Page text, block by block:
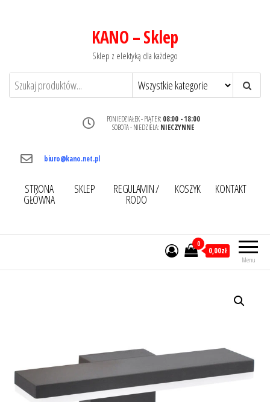
KANO – Sklep
Sklep z elektyką dla każdego
PONIEDZIAŁEK - PIĄTEK: 08:00 - 18:00
SOBOTA - NIEDZIELA:NIECZYNNE
biuro@kano.net.pl
STRONA
GŁÓWNA
SKLEP REGULAMIN /
RODO
KOSZYK KONTAKT
Menu
0
0,00zł